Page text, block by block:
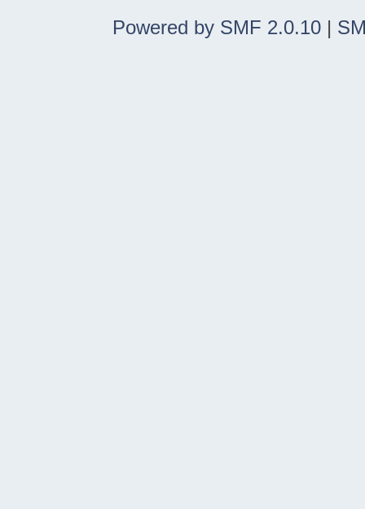
Powered by SMF 2.0.10|